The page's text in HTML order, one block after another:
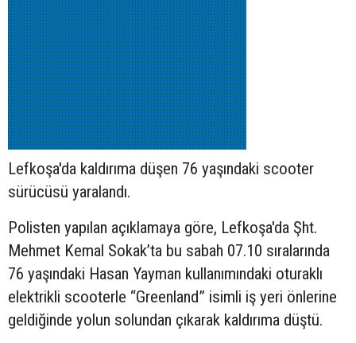
Lefkoşa'da kaldırıma düşen 76 yaşındaki scooter
sürücüsü yaralandı.
Polisten yapılan açıklamaya göre, Lefkoşa'da Şht.
Mehmet Kemal Sokak’ta bu sabah 07.10 sıralarında
76 yaşındaki Hasan Yayman kullanımındaki oturaklı
elektrikli scooterle “Greenland” isimli iş yeri önlerine
geldiğinde yolun solundan çıkarak kaldırıma düştü.